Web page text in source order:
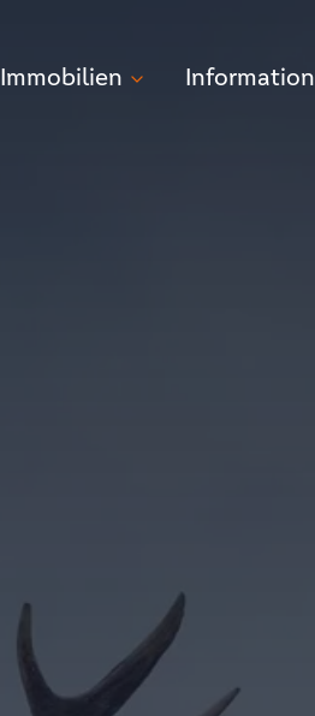
Immobilien Information